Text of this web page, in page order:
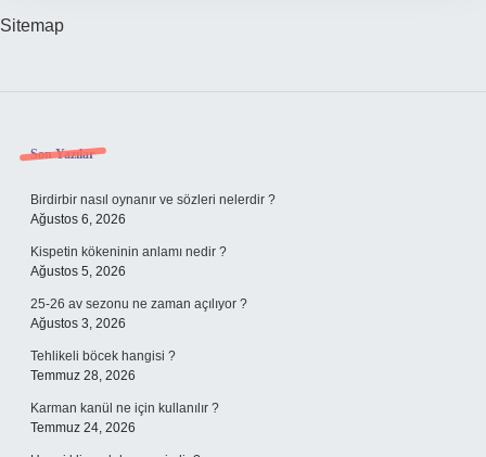
Sitemap
Sidebar
Son Yazılar
Birdirbir nasıl oynanır ve sözleri nelerdir ?
Ağustos 6, 2026
Kispetin kökeninin anlamı nedir ?
Ağustos 5, 2026
25-26 av sezonu ne zaman açılıyor ?
Ağustos 3, 2026
Tehlikeli böcek hangisi ?
Temmuz 28, 2026
Karman kanül ne için kullanılır ?
Temmuz 24, 2026